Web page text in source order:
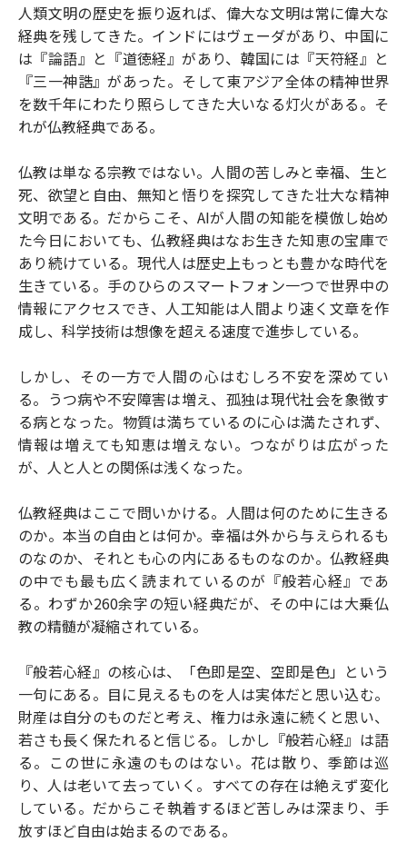
人類文明の歴史を振り返れば、偉大な文明は常に偉大な
経典を残してきた。インドにはヴェーダがあり、中国に
は『論語』と『道徳経』があり、韓国には『天符経』と
『三一神誥』があった。そして東アジア全体の精神世界
を数千年にわたり照らしてきた大いなる灯火がある。そ
れが仏教経典である。
仏教は単なる宗教ではない。人間の苦しみと幸福、生と
死、欲望と自由、無知と悟りを探究してきた壮大な精神
文明である。だからこそ、AIが人間の知能を模倣し始め
た今日においても、仏教経典はなお生きた知恵の宝庫で
あり続けている。現代人は歴史上もっとも豊かな時代を
生きている。手のひらのスマートフォン一つで世界中の
情報にアクセスでき、人工知能は人間より速く文章を作
成し、科学技術は想像を超える速度で進歩している。
しかし、その一方で人間の心はむしろ不安を深めてい
る。うつ病や不安障害は増え、孤独は現代社会を象徴す
る病となった。物質は満ちているのに心は満たされず、
情報は増えても知恵は増えない。つながりは広がった
が、人と人との関係は浅くなった。
仏教経典はここで問いかける。人間は何のために生きる
のか。本当の自由とは何か。幸福は外から与えられるも
のなのか、それとも心の内にあるものなのか。仏教経典
の中でも最も広く読まれているのが『般若心経』であ
る。わずか260余字の短い経典だが、その中には大乗仏
教の精髄が凝縮されている。
『般若心経』の核心は、「色即是空、空即是色」という
一句にある。目に見えるものを人は実体だと思い込む。
財産は自分のものだと考え、権力は永遠に続くと思い、
若さも長く保たれると信じる。しかし『般若心経』は語
る。この世に永遠のものはない。花は散り、季節は巡
り、人は老いて去っていく。すべての存在は絶えず変化
している。だからこそ執着するほど苦しみは深まり、手
放すほど自由は始まるのである。